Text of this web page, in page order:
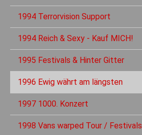
1994 Terrorvision Support
1994 Reich & Sexy - Kauf MICH!
1995 Festivals & Hinter Gitter
1996 Ewig währt am längsten
1997 1000. Konzert
1998 Vans warped Tour / Festivals